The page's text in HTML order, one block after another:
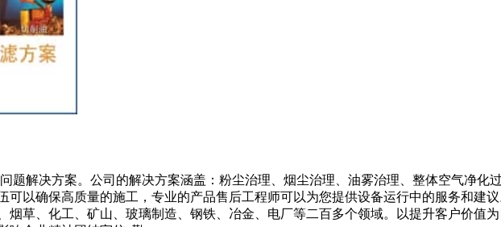
题解决方案。公司的解决方案涵盖：粉尘治理、烟尘治理、油雾治理、整体空气净化
以确保高质量的施工，专业的产品售后工程师可以为您提供设备运行中的服务和建
草、化工、矿山、玻璃制造、钢铁、冶金、电厂等二百多个领域。以提升客户价值